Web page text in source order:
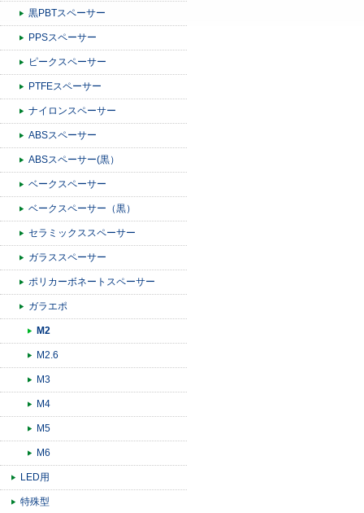
黒PBTスペーサー
PPSスペーサー
ピークスペーサー
PTFEスペーサー
ナイロンスペーサー
ABSスペーサー
ABSスペーサー(黒）
ベークスペーサー
ベークスペーサー（黒）
セラミックススペーサー
ガラススペーサー
ポリカーボネートスペーサー
ガラエポ
M2
M2.6
M3
M4
M5
M6
LED用
特殊型